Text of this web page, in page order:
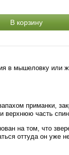
В корзину
в мышеловку или
приманки,
часть
на том, что
оттуда он уже